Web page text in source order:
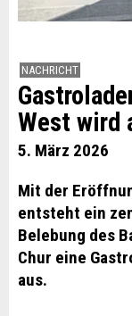
NACHRICHT
West wird
5. März 2026
Mit der
entsteht ein
Belebung des
Chur eine
aus.